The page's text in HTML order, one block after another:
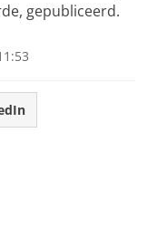
gepubliceerd.